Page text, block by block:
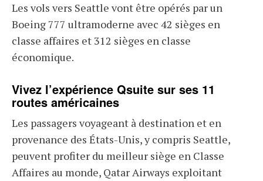
Les vols vers Seattle vont être opérés par un
Boeing 777 ultramoderne avec 42 sièges en
classe affaires et 312 sièges en classe
économique.
Vivez l’expérience Qsuite sur ses 11
routes américaines
Les passagers voyageant à destination et en
provenance des États-Unis, y compris Seattle,
peuvent profiter du meilleur siège en Classe
Affaires au monde, Qatar Airways exploitant